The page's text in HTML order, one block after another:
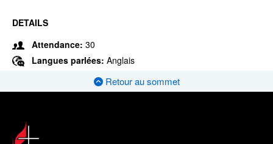
DETAILS
Attendance: 30
Langues parlées: Anglais
Retour au sommet